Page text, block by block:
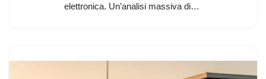
elettronica. Un’analisi massiva di…